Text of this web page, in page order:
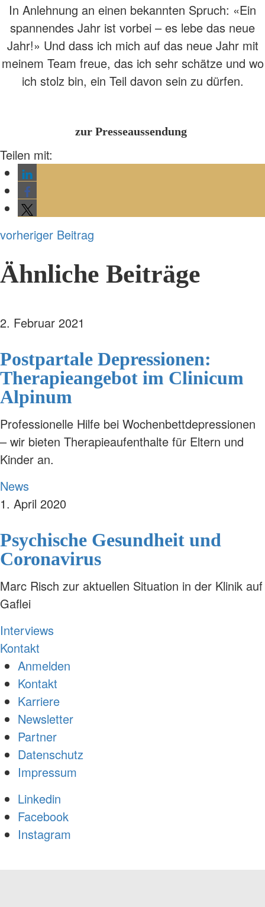
In Anlehnung an einen bekannten Spruch: «Ein
spannendes Jahr ist vorbei – es lebe das neue
Jahr!» Und dass ich mich auf das neue Jahr mit
meinem Team freue, das ich sehr schätze und wo
ich stolz bin, ein Teil davon sein zu dürfen.
zur Presseaussendung
Teilen mit:
vorheriger Beitrag
Ähnliche Beiträge
2. Februar 2021
Postpartale Depressionen:
Therapieangebot im Clinicum
Alpinum
Professionelle Hilfe bei Wochenbettdepressionen
– wir bieten Therapieaufenthalte für Eltern und
Kinder an.
News
1. April 2020
Psychische Gesundheit und
Coronavirus
Marc Risch zur aktuellen Situation in der Klinik auf
Gaflei
Interviews
Kontakt
Anmelden
Kontakt
Karriere
Newsletter
Partner
Datenschutz
Impressum
Linkedin
Facebook
Instagram